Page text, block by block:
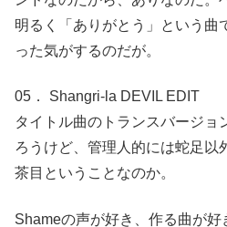
明るく「ありがとう」という曲
った気がするのだが。
05． Shangri-la DEVIL EDIT
タイトル曲のトランスバージョ
ろうけど、管理人的には蛇足以
茶目ということなのか。
Shameの声が好き、作る曲が